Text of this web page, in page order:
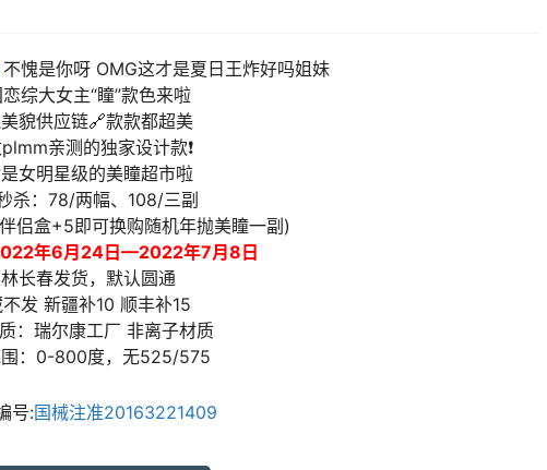
愧是你呀 OMG这才是夏日王炸好吗姐妹
综大女主“瞳”款色来啦
貌供应链🔗款款都超美
亲测的独家设计款❗
女明星级的美瞳超市啦
杀：78/两幅、108/三副
侣盒+5即可换购随机年抛美瞳一副)
年6月24日—2022年7月8日
长春发货，默认圆通
发 新疆补10 顺丰补15
：瑞尔康工厂 非离子材质
围：0-800度，无525/575
号:国械注准20163221409